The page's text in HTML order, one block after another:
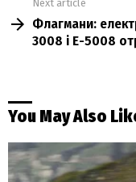
Next article
Флагмани:
3008 і E-5008
You May Also